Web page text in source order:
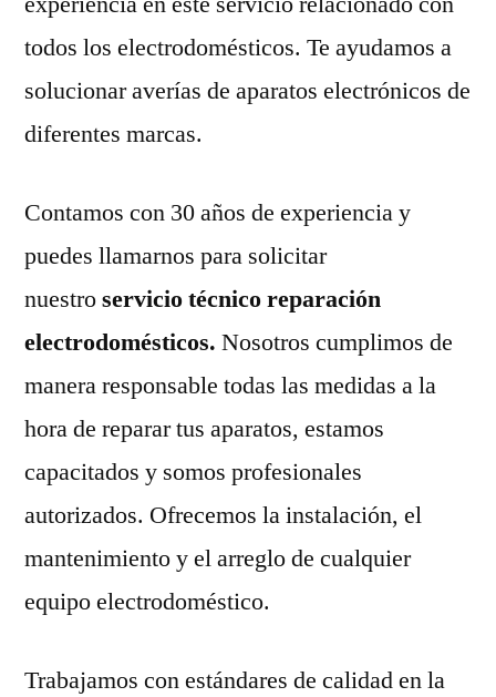
todos los electrodomésticos. Te ayudamos a
solucionar averías de aparatos electrónicos de
diferentes marcas.
Contamos con 30 años de experiencia y
puedes llamarnos para solicitar
nuestroservicio técnico reparación
electrodomésticos. Nosotros cumplimos de
manera responsable todas las medidas a la
hora de reparar tus aparatos, estamos
capacitados y somos profesionales
autorizados. Ofrecemos la instalación, el
mantenimiento y el arreglo de cualquier
equipo electrodoméstico.
Trabajamos con estándares de calidad en la